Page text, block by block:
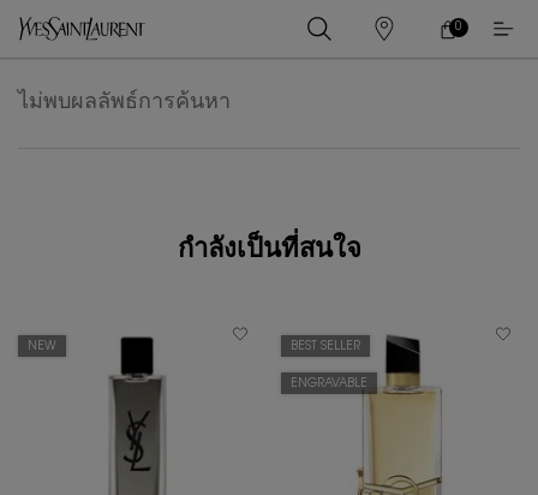
ร้าน
ค้า
ตะกร้า
0
0 PRODUCT IN
ไม่พบผลลัพธ์การค้นหา
กำลังเป็นที่สนใจ
NEW BEST SELLER
ENGRAVABLE